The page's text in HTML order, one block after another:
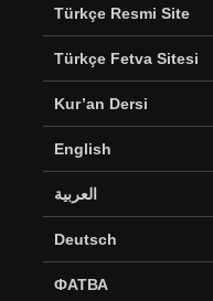
Türkçe Resmi Site
Türkçe Fetva Sitesi
Kur’an Dersi
English
العربية
Deutsch
ФАТВА